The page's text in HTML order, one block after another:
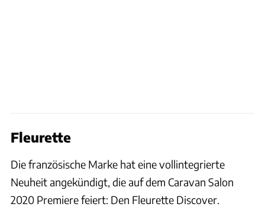
Fleurette
Die französische Marke hat eine vollintegrierte
Neuheit angekündigt, die auf dem Caravan Salon
2020 Premiere feiert: Den Fleurette Discover.